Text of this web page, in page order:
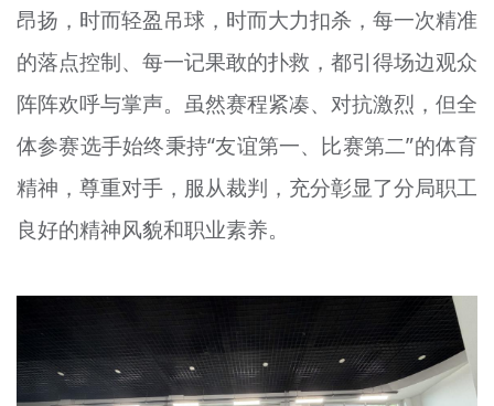
昂扬，时而轻盈吊球，时而大力扣杀，每一次精准
的落点控制、每一记果敢的扑救，都引得场边观众
阵阵欢呼与掌声。虽然赛程紧凑、对抗激烈，但全
体参赛选手始终秉持“友谊第一、比赛第二”的体育
精神，尊重对手，服从裁判，充分彰显了分局职工
良好的精神风貌和职业素养。